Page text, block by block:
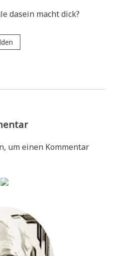
dasein macht dick?
um einen Kommentar